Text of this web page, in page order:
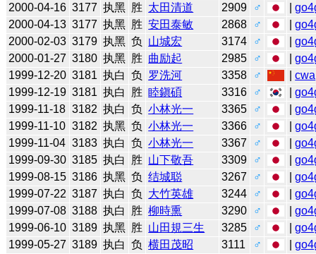
2000-04-16 3177 执黑 胜 太田清道 2909 ♂ |
2000-04-13 3177 执黑 胜 安田泰敏 2868 ♂ |
2000-02-03 3179 执黑 负 山城宏 3174 ♂ |
2000-01-27 3180 执黑 胜 曲励起 2985 ♂ |
1999-12-20 3181 执白 负 罗洗河 3358 ♂ |cwa
1999-12-19 3181 执白 胜 睦鎭碩 3316 ♂ |
1999-11-18 3182 执白 负 小林光一 3365 ♂ |
1999-11-10 3182 执黑 负 小林光一 3366 ♂ |
1999-11-04 3183 执白 负 小林光一 3367 ♂ |
1999-09-30 3185 执白 胜 山下敬吾 3309 ♂ |
1999-08-15 3186 执黑 负 结城聪 3267 ♂ |
1999-07-22 3187 执白 负 大竹英雄 3244 ♂ |
1999-07-08 3188 执白 胜 柳時熏 3290 ♂ |
1999-06-10 3189 执黑 胜 山田規三生 3285 ♂ |
1999-05-27 3189 执白 负 横田茂昭 3111 ♂ |